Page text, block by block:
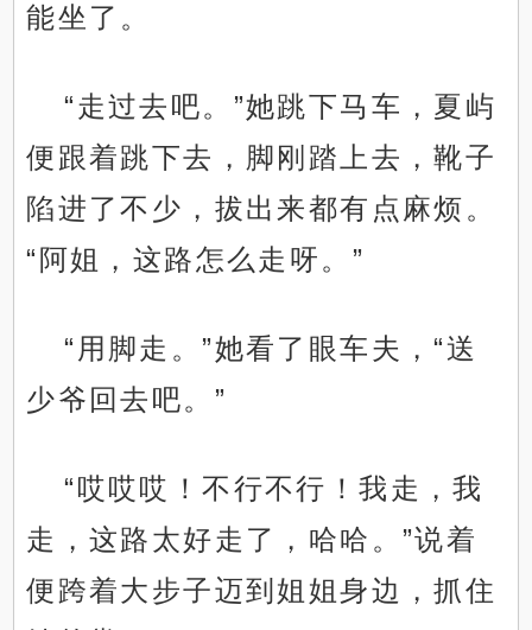
能坐了。
“走过去吧。”她跳下马车，夏屿
便跟着跳下去，脚刚踏上去，靴子
陷进了不少，拔出来都有点麻烦。
“阿姐，这路怎么走呀。”
“用脚走。”她看了眼车夫，“送
少爷回去吧。”
“哎哎哎！不行不行！我走，我
走，这路太好走了，哈哈。”说着
便跨着大步子迈到姐姐身边，抓住